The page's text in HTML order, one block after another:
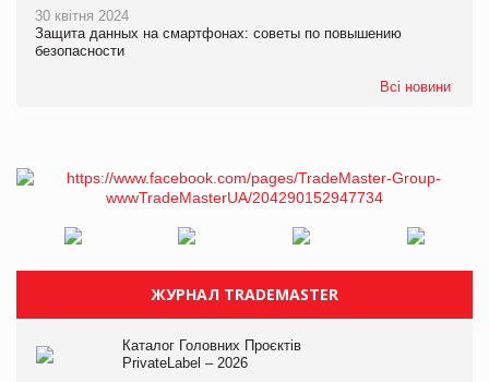
30 квітня 2024
Защита данных на смартфонах: советы по повышению
безопасности
Всі новини
ЖУРНАЛ TRADEMASTER
Каталог Головних Проєктів
PrivateLabel – 2026